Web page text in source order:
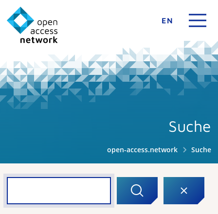
EN
Suche
open-access.network Suche